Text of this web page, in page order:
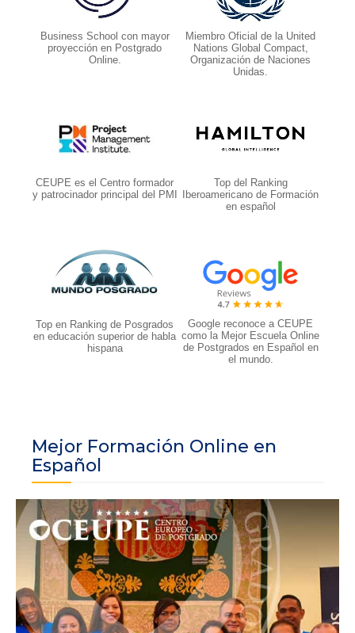
Business School con mayor
proyección en Postgrado
Online.
Miembro Oficial de la United
Nations Global Compact,
Organización de Naciones
Unidas.
CEUPE es el Centro formador
y patrocinador principal del PMI
Top del Ranking
Iberoamericano de Formación
en español
Top en Ranking de Posgrados
en educación superior de habla
hispana
Google reconoce a CEUPE
como la Mejor Escuela Online
de Postgrados en Español en
el mundo.
Mejor Formación Online en
Español